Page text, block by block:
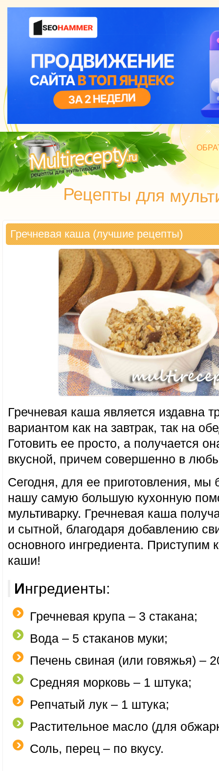
Рецепты для
Гречневая каша (лучшие рецепты)
Гречневая каша является издавна
вариантом как на завтрак, так на
Готовить ее просто, а получается
вкусной, причем совершенно в
Сегодня, для ее приготовления, мы
нашу самую большую кухонную
мультиварку. Гречневая каша
и сытной, благодаря добавлению
основного ингредиента. Приступим
каши!
Ингредиенты:
Гречневая крупа – 3 стакана;
Вода – 5 стаканов муки;
Печень свиная (или говяжья) –
Средняя морковь – 1 штука;
Репчатый лук – 1 штука;
Растительное масло (для
Соль, перец – по вкусу.